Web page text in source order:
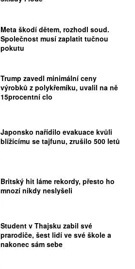
Meta škodí dětem, rozhodl soud.
Společnost musí zaplatit tučnou
pokutu
Trump zavedl minimální ceny
výrobků z polykřemíku, uvalil na ně
15procentní clo
Japonsko nařídilo evakuace kvůli
blížícímu se tajfunu, zrušilo 500 letů
Britský hit láme rekordy, přesto ho
mnozí nikdy neslyšeli
Student v Thajsku zabil své
prarodiče, šest lidí ve své škole a
nakonec sám sebe